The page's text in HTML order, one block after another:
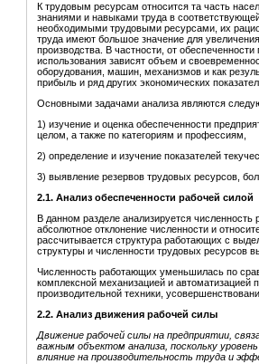
К трудовым ресурсам относится та часть
знаниями и навыками труда в
необходимыми трудовыми ресурсами, их
труда имеют большое значение для
производства. В частности, от
использования зависят объем и
оборудования, машин, механизмов и как
прибыль и ряд других экономических
Основными задачами анализа являются
1) изучение и оценка обеспеченности
целом, а также по категориям и профессиям,
2) определение и изучение показателей
3) выявление резервов трудовых ресурсов,
2.1. Анализ обеспеченности рабочей силой
В данном разделе анализируется
абсолютное отклонение численности и
рассчитывается структура работающих с
структуры и численности трудовых ресурсов
Численность работающих уменьшилась по
комплексной механизацией и автоматизацией
производительной техники,
2.2. Анализ движения рабочей силы
Движение рабочей силы на предприятии,
важным объектом анализа, поскольку
влияние на производительность труда и